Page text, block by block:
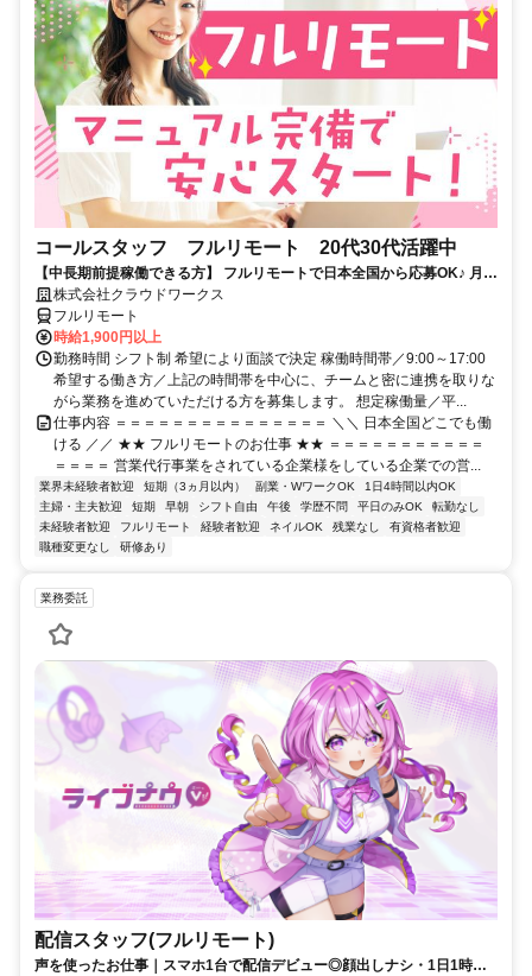
コールスタッフ フルリモート 20代30代活躍中
【中長期前提稼働できる方】 フルリモートで日本全国から応募OK♪ 月稼
働80時間で安定収入！
株式会社クラウドワークス
フルリモート
時給1,900円以上
勤務時間 シフト制 希望により面談で決定 稼働時間帯／9:00～17:00
希望する働き方／上記の時間帯を中心に、チームと密に連携を取りな
がら業務を進めていただける方を募集します。 想定稼働量／平...
仕事内容 ＝＝＝＝＝＝＝＝＝＝＝＝＝＝＝ ＼＼ 日本全国どこでも働
ける ／／ ★★ フルリモートのお仕事 ★★ ＝＝＝＝＝＝＝＝＝＝＝
＝＝＝＝ 営業代行事業をされている企業様をしている企業での営...
業界未経験者歓迎 短期（3ヵ月以内） 副業・WワークOK
1日4時間以内OK
主婦・主夫歓迎
短期 早朝 シフト自由 午後 学歴不問 平日のみOK
転勤なし
未経験者歓迎
フルリモート 経験者歓迎 ネイルOK 残業なし
有資格者歓迎
職種変更なし
研修あり
業務委託
配信スタッフ(フルリモート)
声を使ったお仕事｜スマホ1台で配信デビュー◎顔出しナシ・1日1時間